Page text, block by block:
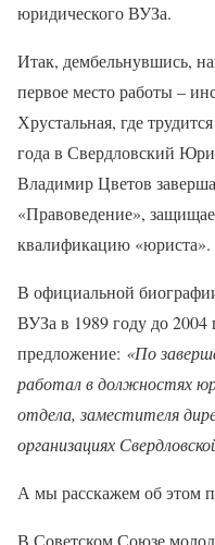
юридического ВУЗа.
Итак, дембельнувшись,
первое место работы –
Хрустальная, где
года в Свердловский
Владимир Цветов
«Правоведение»,
квалификацию «юриста».
В официальной
ВУЗа в 1989 году до 2004
предложение: «По
работал в должностях
отдела, заместителя
организациях
А мы расскажем об этом